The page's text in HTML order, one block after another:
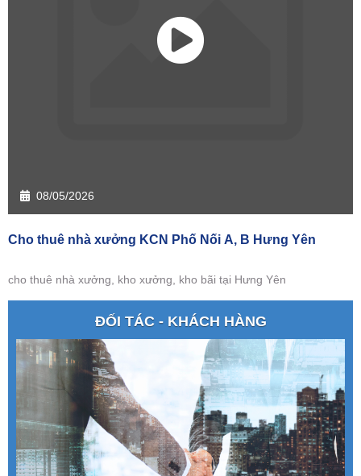
08/05/2026
Cho thuê nhà xưởng KCN Phố Nối A, B Hưng Yên
cho thuê nhà xưởng, kho xưởng, kho bãi tại Hưng Yên
ĐỐI TÁC - KHÁCH HÀNG